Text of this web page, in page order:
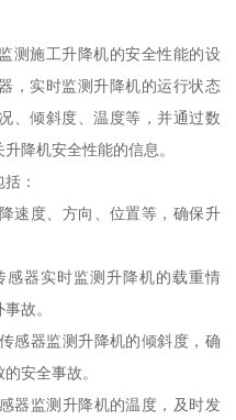
测施工升降机的安全性能的设
，实时监测升降机的运行状态
、倾斜度、温度等，并通过数
降机安全性能的信息。
：
速度、方向、位置等，确保升
器实时监测升降机的载重情
故。
感器监测升降机的倾斜度，确
安全事故。
器监测升降机的温度，及时发